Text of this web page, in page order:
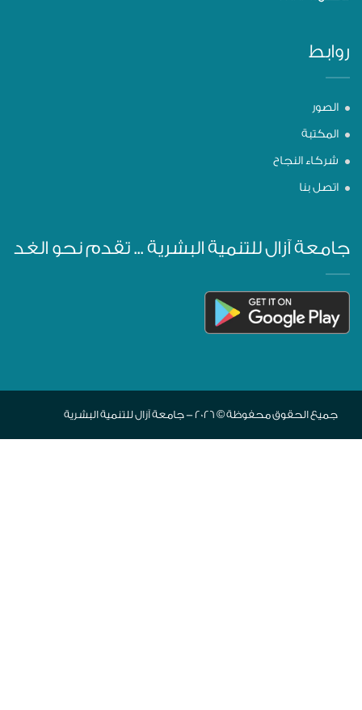
روابط
الصور
المكتبة
شركاء النجاح
اتصل بنا
جامعة آزال للتنمية البشرية ... تقدم نحو الغد
جميع الحقوق محفوظة © 2026 - جامعة آزال للتنمية البشرية